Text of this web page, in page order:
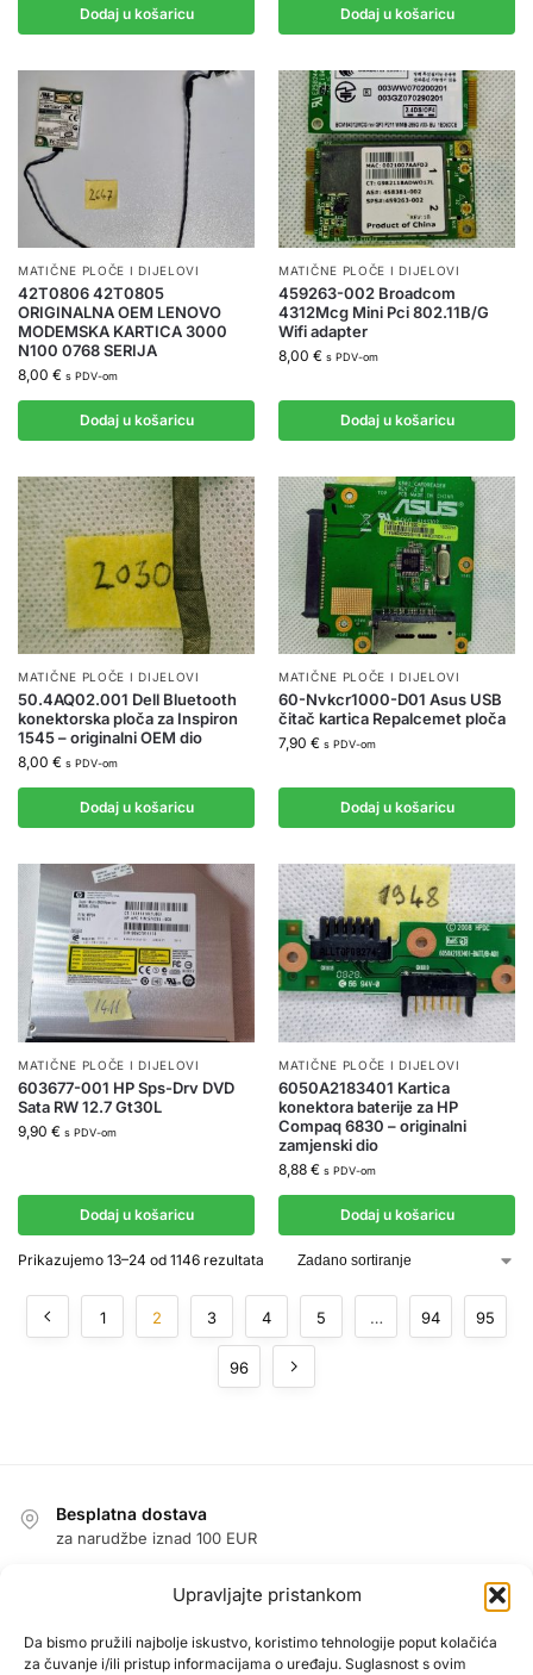
Upravljajte pristankom
Da bismo pružili najbolje iskustvo, koristimo tehnologije poput kolačića
za čuvanje i/ili pristup informacijama o uređaju. Suglasnost s ovim
Dodaj u košaricu Dodaj u košaricu
MATIČNE PLOČE I DIJELOVI
42T0806 42T0805
ORIGINALNA OEM LENOVO
MODEMSKA KARTICA 3000
N100 0768 SERIJA
8,00 € s PDV-om
Dodaj u košaricu
MATIČNE PLOČE I DIJELOVI
459263-002 Broadcom
4312Mcg Mini Pci 802.11B/G
Wifi adapter
8,00 € s PDV-om
Dodaj u košaricu
MATIČNE PLOČE I DIJELOVI
50.4AQ02.001 Dell Bluetooth
konektorska ploča za Inspiron
1545 – originalni OEM dio
8,00 € s PDV-om
Dodaj u košaricu
MATIČNE PLOČE I DIJELOVI
60-Nvkcr1000-D01 Asus USB
čitač kartica Repalcemet ploča
7,90 € s PDV-om
Dodaj u košaricu
MATIČNE PLOČE I DIJELOVI
603677-001 HP Sps-Drv DVD
Sata RW 12.7 Gt30L
9,90 € s PDV-om
Dodaj u košaricu
MATIČNE PLOČE I DIJELOVI
6050A2183401 Kartica
konektora baterije za HP
Compaq 6830 – originalni
zamjenski dio
8,88 € s PDV-om
Dodaj u košaricu
Prikazujemo 13–24 od 1146 rezultata
1 2 3 4 5 … 94 95
96
Besplatna dostava
za narudžbe iznad 100 EUR
jamstvo povrata novca
Jamstvo
1 godina jamstva na sve proizvode